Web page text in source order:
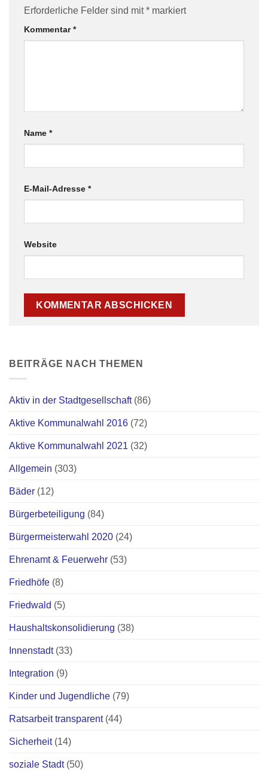
Erforderliche Felder sind mit* markiert
Kommentar*
Name *
E-Mail-Adresse *
Website
BEITRÄGE NACH THEMEN
Aktiv in der Stadtgesellschaft(86)
Aktive Kommunalwahl 2016 (72)
Aktive Kommunalwahl 2021 (32)
Allgemein (303)
Bäder (12)
Bürgerbeteiligung (84)
Bürgermeisterwahl 2020 (24)
Ehrenamt & Feuerwehr (53)
Friedhöfe (8)
Friedwald (5)
Haushaltskonsolidierung (38)
Innenstadt(33)
Integration (9)
Kinder und Jugendliche (79)
Ratsarbeit transparent(44)
Sicherheit(14)
soziale Stadt(50)